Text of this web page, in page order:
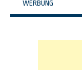
WERBUNG